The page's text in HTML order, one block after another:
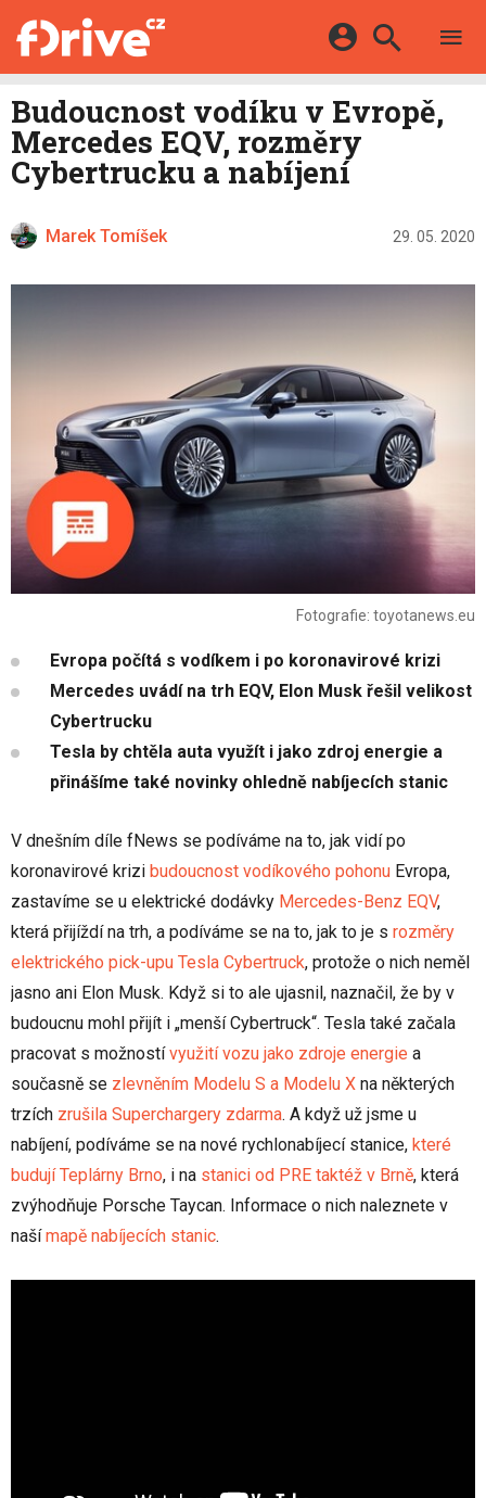
KATALOG
MAPA STANIC
VIDEA
DALŠÍ
HYBRIDY
E-MOTORSPORT
OSTATNÍ
Facebook Google
Budoucnost vodíku v Evropě,
Mercedes EQV, rozměry
Cybertrucku a nabíjení
Marek Tomíšek 29. 05. 2020
Fotografie: toyotanews.eu
Evropa počítá s vodíkem i po koronavirové krizi
Mercedes uvádí na trh EQV, Elon Musk řešil velikost
Cybertrucku
Tesla by chtěla auta využít i jako zdroj energie a
přinášíme také novinky ohledně nabíjecích stanic
V dnešním díle fNews se podíváme na to, jak vidí po
koronavirové krizi budoucnost vodíkového pohonu Evropa,
zastavíme se u elektrické dodávky Mercedes-Benz EQV,
která přijíždí na trh, a podíváme se na to, jak to je s rozměry
elektrického pick-upu Tesla Cybertruck, protože o nich neměl
jasno ani Elon Musk. Když si to ale ujasnil, naznačil, že by v
budoucnu mohl přijít i „menší Cybertruck“. Tesla také začala
pracovat s možnostívyužití vozu jako zdroje energie a
současně se zlevněním Modelu S a Modelu X na některých
trzích zrušila Superchargery zdarma. A když už jsme u
nabíjení, podíváme se na nové rychlonabíjecí stanice, které
budují Teplárny Brno, i na stanici od PRE taktéž v Brně, která
zvýhodňuje Porsche Taycan. Informace o nich naleznete v
našímapě nabíjecích stanic.